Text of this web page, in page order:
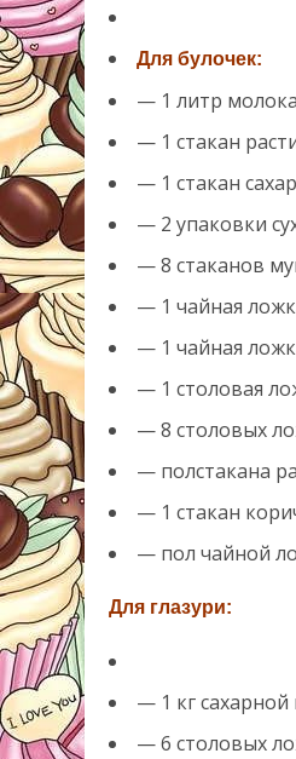
Для булочек:
— 1 литр
— 1 стакан
— 1 стакан
— 2 упаковки
— 8 стаканов
— 1 чайная
— 1 чайная
— 1 столовая
— 8 столовых
— полстакана
— 1 стакан
— пол чайной
Для глазури:
— 1 кг сахарной
— 6 столовых